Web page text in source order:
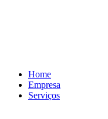
Home
Empresa
Serviços